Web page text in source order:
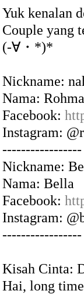
Yuk kenalan
Couple yang
(-∀・*)*
Nickname:
Nama:
Facebook:
Instagram:
-----------------
Nickname:
Nama: Bella
Facebook:
Instagram:
-----------------
Kisah Cinta:
Hai, long